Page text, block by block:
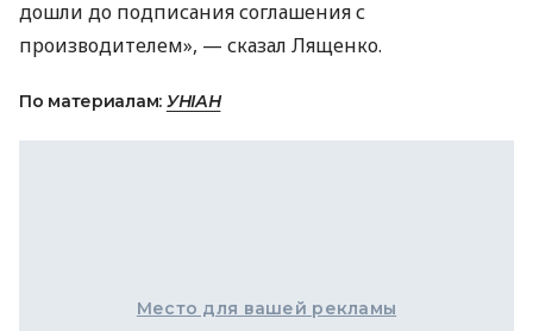
дошли до подписания соглашения с
производителем», — сказал Лященко.
По материалам: УНІАН
Место для вашей рекламы